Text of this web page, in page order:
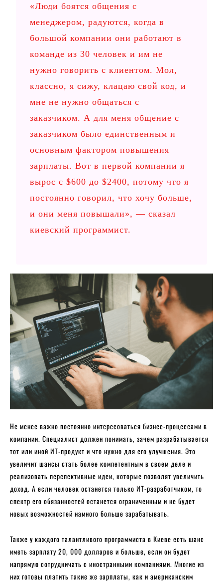
«Люди боятся общения с
менеджером, радуются, когда в
большой компании они работают в
команде из 30 человек и им не
нужно говорить с клиентом. Мол,
классно, я сижу, клацаю свой код, и
мне не нужно общаться с
заказчиком. А для меня общение с
заказчиком было единственным и
основным фактором повышения
зарплаты. Вот в первой компании я
вырос с $600 до $2400, потому что я
постоянно говорил, что хочу больше,
и они меня повышали», — сказал
киевский программист.
Не менее важно постоянно интересоваться бизнес-процессами в
компании. Специалист должен понимать, зачем разрабатывается
тот или иной ИТ-продукт и что нужно для его улучшения. Это
увеличит шансы стать более компетентным в своем деле и
реализовать перспективные идеи, которые позволят увеличить
доход. А если человек останется только ИТ-разработчиком, то
спектр его обязанностей останется ограниченным и не будет
новых возможностей намного больше зарабатывать.
Также у каждого талантливого программиста в Киеве есть шанс
иметь зарплату 20, 000 долларов и больше, если он будет
напрямую сотрудничать с иностранными компаниями. Многие из
них готовы платить такие же зарплаты, как и американским